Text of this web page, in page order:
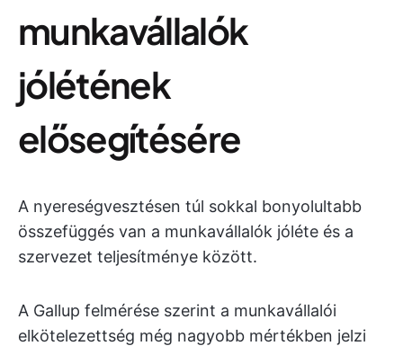
munkavállalók
jólétének
elősegítésére
A nyereségvesztésen túl sokkal bonyolultabb
összefüggés van a munkavállalók jóléte és a
szervezet teljesítménye között.
A Gallup felmérése szerint a munkavállalói
elkötelezettség még nagyobb mértékben jelzi